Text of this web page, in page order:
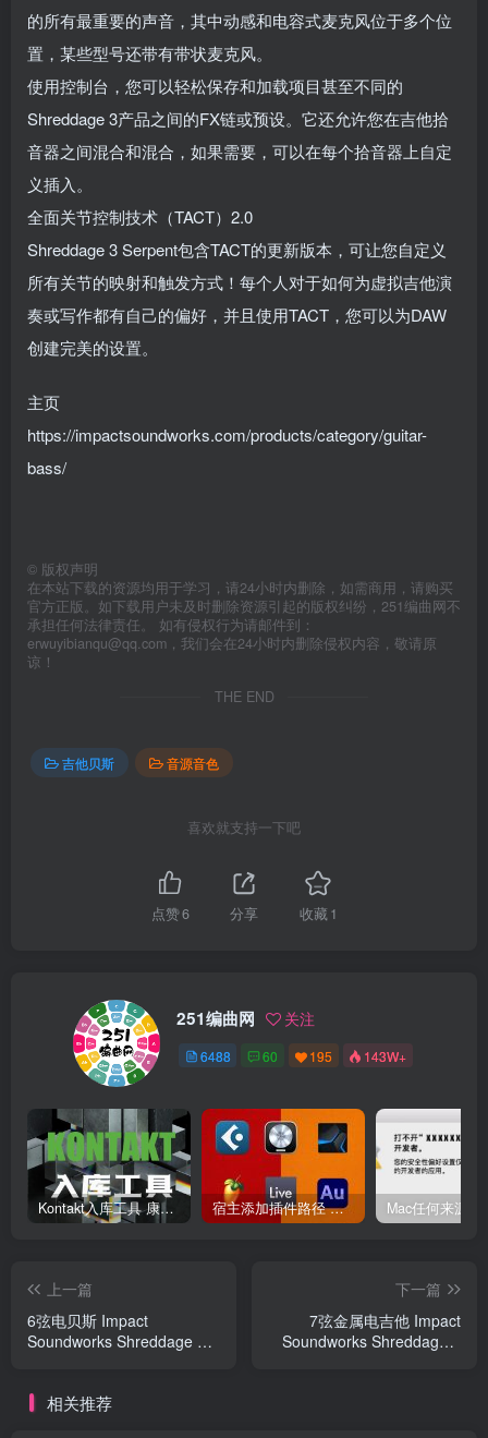
的所有最重要的声音，其中动感和电容式麦克风位于多个位
置，某些型号还带有带状麦克风。
使用控制台，您可以轻松保存和加载项目甚至不同的
Shreddage 3产品之间的FX链或预设。它还允许您在吉他拾
音器之间混合和混合，如果需要，可以在每个拾音器上自定
义插入。
全面关节控制技术（TACT）2.0
Shreddage 3 Serpent包含TACT的更新版本，可让您自定义
所有关节的映射和触发方式！每个人对于如何为虚拟吉他演
奏或写作都有自己的偏好，并且使用TACT，您可以为DAW
创建完美的设置。
主页
https://impactsoundworks.com/products/category/guitar-
bass/
© 版权声明
在本站下载的资源均用于学习，请24小时内删除，如需商用，请购买
官方正版。如下载用户未及时删除资源引起的版权纠纷，251编曲网不
承担任何法律责任。 如有侵权行为请邮件到：
erwuyibianqu@qq.com，我们会在24小时内删除侵权内容，敬请原
谅！
THE END
吉他贝斯 音源音色
喜欢就支持一下吧
点赞6 分享 收藏1
251编曲网 关注
6488 60 195 143W+
Kontakt入库工具 康泰克入库教程 宿主添加插件路径 插件路径设置 VSTPlugins路径
上一篇
6弦电贝斯 Impact
Soundworks Shreddage 3
下一篇
7弦金属电吉他 Impact
Soundworks Shreddage 3
相关推荐